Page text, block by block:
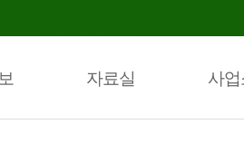
자료실 사업